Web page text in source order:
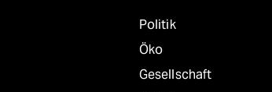
Politik
Öko
Gesellschaft